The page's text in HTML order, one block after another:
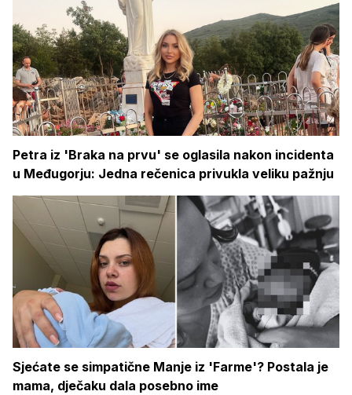
Petra iz 'Braka na prvu' se oglasila nakon incidenta
u Međugorju: Jedna rečenica privukla veliku pažnju
Sjećate se simpatične Manje iz 'Farme'? Postala je
mama, dječaku dala posebno ime